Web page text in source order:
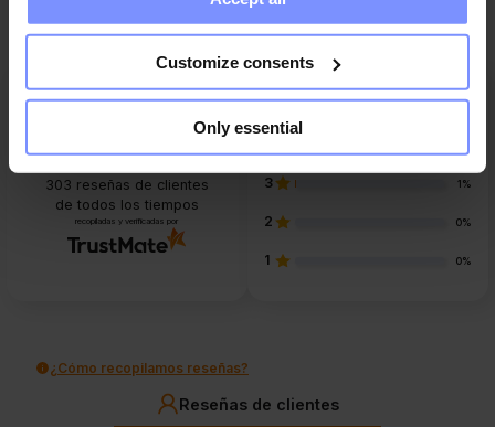
Customize consents
Only essential
4.9
303 reseñas de clientes
de todos los tiempos
recopiladas y verificadas por
5
3 1%
2 0%
1 0%
¿Cómo recopilamos reseñas?
Reseñas de clientes